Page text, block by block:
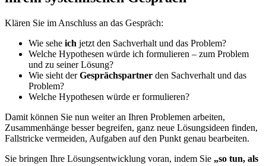
Klären Sie im Anschluss an das Gespräch:
Wie sehe ich jetzt den Sachverhalt und das Problem?
Welche Hypothesen würde ich formulieren – zum Problem
und zu seiner Lösung?
Wie sieht derGesprächspartner den Sachverhalt und das
Problem?
Welche Hypothesen würde er formulieren?
Damit können Sie nun weiter an Ihren Problemen arbeiten,
Zusammenhänge besser begreifen, ganz neue Lösungsideen finden,
Fallstricke vermeiden, Aufgaben auf den Punkt genau bearbeiten.
Sie bringen Ihre Lösungsentwicklung voran, indem Sie „so tun, als